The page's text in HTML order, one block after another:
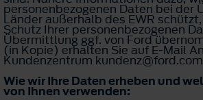
personenbezogenen Daten bei der
Länder außerhalb des EWR
Schutz Ihrer personenbezogenen
Übermittlung ggf. von Ford
(in Kopie) erhalten Sie auf E-Mail
Kundenzentrum
Wie wir Ihre Daten erheben und
von Ihnen verwenden: